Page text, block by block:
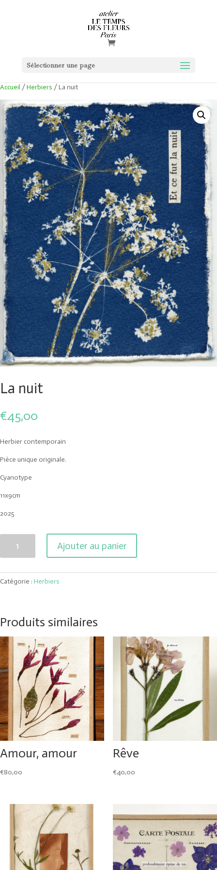
Sélectionner une page
Accueil /Herbiers / La nuit
La nuit
€45,00
Herbier contemporain
Pièce unique originale.
Cyanotype
11x9cm
2025
nuit
Ajouter au panier
Catégorie : Herbiers
Produits similaires
Amour, amour
€80,00
Rêve
€40,00